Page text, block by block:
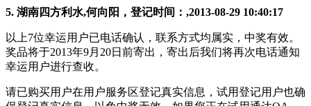
5. 湖南四方利水,何向阳，登记时间：,2013-08-29 10:40:17
以上7位幸运用户已电话确认，联系方式均属实，中奖有效。
奖品将于2013年9月20日前寄出，寄出后我们将再次电话通知
幸运用户进行查收。
请已购买用户在用户服务区登记真实信息，试用登记用户也确